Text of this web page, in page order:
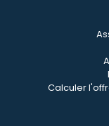
Calculer